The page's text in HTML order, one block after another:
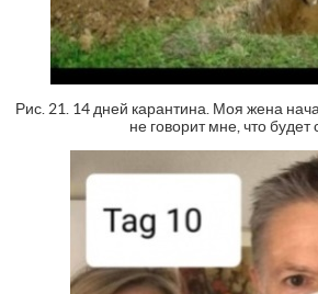
Рис. 21. 14 дней карантина. Моя жена
не говорит мне, что будет